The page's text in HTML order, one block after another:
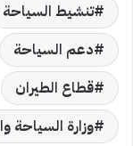
تنشيط السياحة
دعم السياحة
قطاع الطيران
وزارة السياحة